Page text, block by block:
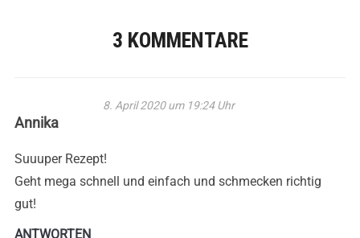
3 KOMMENTARE
Annika
8. April 2020 um 19:24 Uhr
Suuuper Rezept!
Geht mega schnell und einfach und schmecken richtig
gut!
ANTWORTEN